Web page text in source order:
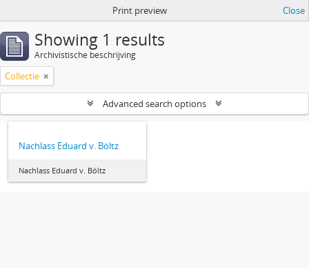
Print preview Close
Showing 1 results
Archivistische beschrijving
Collectie
Advanced search options
Nachlass Eduard v. Böltz
Nachlass Eduard v. Böltz